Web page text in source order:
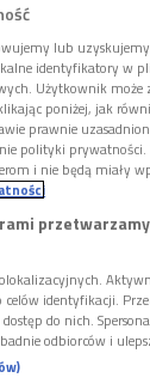
specjalista
Małgorzata
bieg/Czwórka)
lub
identyfikatory w
Użytkownik może
poniżej, jak
prawnie
polityki prywatności.
i nie będą miały
identyfikacji.
do nich.
odbiorców i